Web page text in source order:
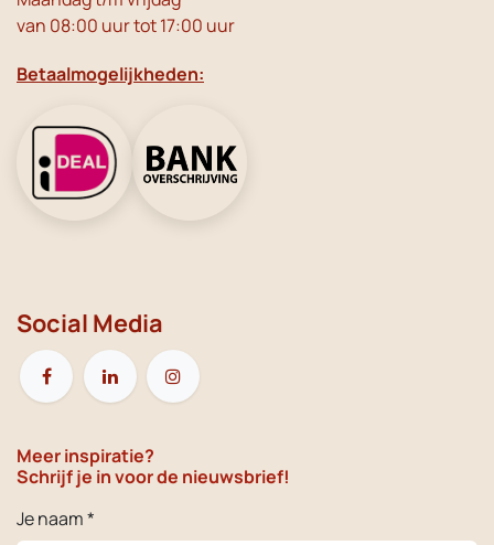
van 08:00 uur tot 17:00 uur
Betaalmogelijkheden:
Social Media
Meer inspiratie?
Schrijf je in voor de nieuwsbrief!
Je naam *